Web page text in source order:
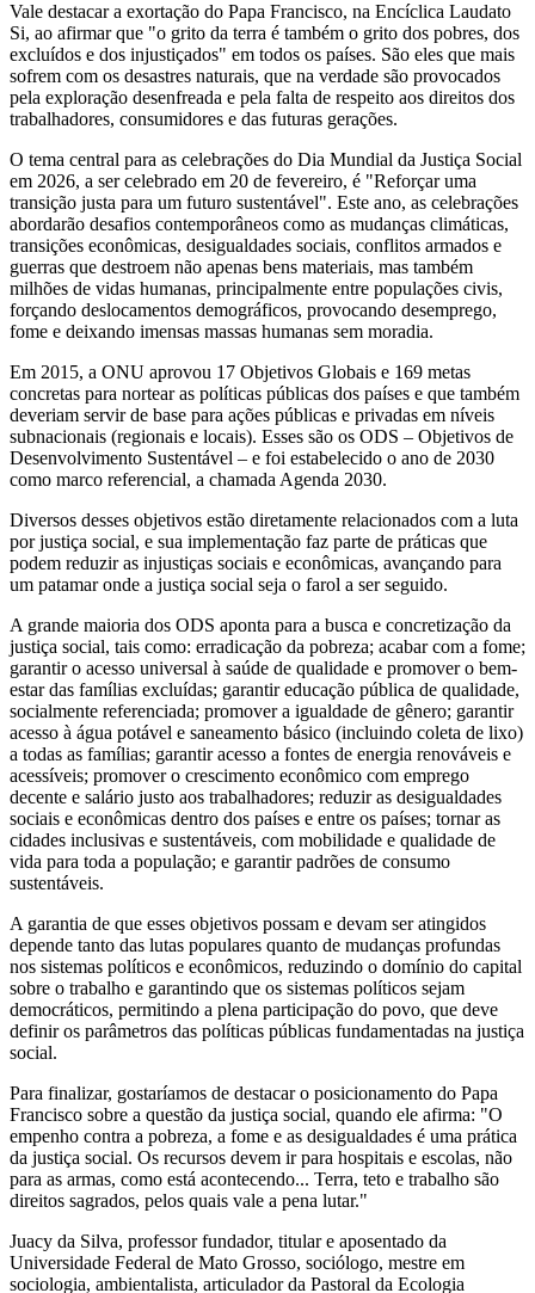
Vale destacar a exortação do Papa Francisco, na Encíclica Laudato
Si, ao afirmar que "o grito da terra é também o grito dos pobres, dos
excluídos e dos injustiçados" em todos os países. São eles que mais
sofrem com os desastres naturais, que na verdade são provocados
pela exploração desenfreada e pela falta de respeito aos direitos dos
trabalhadores, consumidores e das futuras gerações.
O tema central para as celebrações do Dia Mundial da Justiça Social
em 2026, a ser celebrado em 20 de fevereiro, é "Reforçar uma
transição justa para um futuro sustentável". Este ano, as celebrações
abordarão desafios contemporâneos como as mudanças climáticas,
transições econômicas, desigualdades sociais, conflitos armados e
guerras que destroem não apenas bens materiais, mas também
milhões de vidas humanas, principalmente entre populações civis,
forçando deslocamentos demográficos, provocando desemprego,
fome e deixando imensas massas humanas sem moradia.
Em 2015, a ONU aprovou 17 Objetivos Globais e 169 metas
concretas para nortear as políticas públicas dos países e que também
deveriam servir de base para ações públicas e privadas em níveis
subnacionais (regionais e locais). Esses são os ODS – Objetivos de
Desenvolvimento Sustentável – e foi estabelecido o ano de 2030
como marco referencial, a chamada Agenda 2030.
Diversos desses objetivos estão diretamente relacionados com a luta
por justiça social, e sua implementação faz parte de práticas que
podem reduzir as injustiças sociais e econômicas, avançando para
um patamar onde a justiça social seja o farol a ser seguido.
A grande maioria dos ODS aponta para a busca e concretização da
justiça social, tais como: erradicação da pobreza; acabar com a fome;
garantir o acesso universal à saúde de qualidade e promover o bem-
estar das famílias excluídas; garantir educação pública de qualidade,
socialmente referenciada; promover a igualdade de gênero; garantir
acesso à água potável e saneamento básico (incluindo coleta de lixo)
a todas as famílias; garantir acesso a fontes de energia renováveis e
acessíveis; promover o crescimento econômico com emprego
decente e salário justo aos trabalhadores; reduzir as desigualdades
sociais e econômicas dentro dos países e entre os países; tornar as
cidades inclusivas e sustentáveis, com mobilidade e qualidade de
vida para toda a população; e garantir padrões de consumo
sustentáveis.
A garantia de que esses objetivos possam e devam ser atingidos
depende tanto das lutas populares quanto de mudanças profundas
nos sistemas políticos e econômicos, reduzindo o domínio do capital
sobre o trabalho e garantindo que os sistemas políticos sejam
democráticos, permitindo a plena participação do povo, que deve
definir os parâmetros das políticas públicas fundamentadas na justiça
social.
Para finalizar, gostaríamos de destacar o posicionamento do Papa
Francisco sobre a questão da justiça social, quando ele afirma: "O
empenho contra a pobreza, a fome e as desigualdades é uma prática
da justiça social. Os recursos devem ir para hospitais e escolas, não
para as armas, como está acontecendo... Terra, teto e trabalho são
direitos sagrados, pelos quais vale a pena lutar."
Juacy da Silva, professor fundador, titular e aposentado da
Universidade Federal de Mato Grosso, sociólogo, mestre em
sociologia, ambientalista, articulador da Pastoral da Ecologia